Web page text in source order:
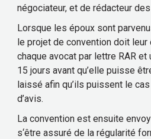
négociateur, et de rédacteur
Lorsque les époux sont
le projet de convention doit
chaque avocat par lettre RAR
15 jours avant qu’elle puisse
laissé afin qu’ils puissent le
d’avis.
La convention est ensuite
s‘être assuré de la régularité